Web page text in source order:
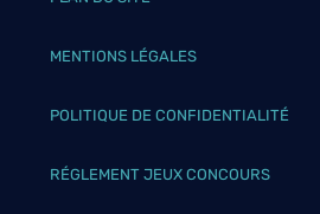
MENTIONS LÉGALES
POLITIQUE DE CONFIDENTIALITÉ
RÉGLEMENT JEUX CONCOURS